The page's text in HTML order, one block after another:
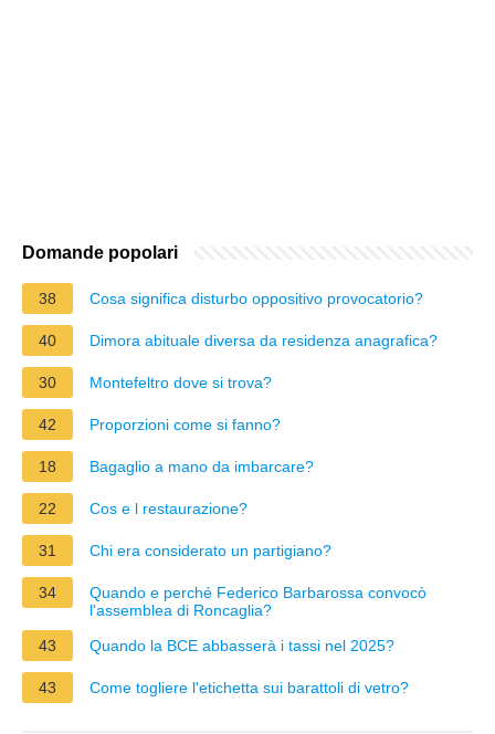
Domande popolari
38 Cosa significa disturbo oppositivo provocatorio?
40 Dimora abituale diversa da residenza anagrafica?
30 Montefeltro dove si trova?
42 Proporzioni come si fanno?
18 Bagaglio a mano da imbarcare?
22 Cos e l restaurazione?
31 Chi era considerato un partigiano?
34
Quando e perché Federico Barbarossa convocò
l'assemblea di Roncaglia?
43
Quando la BCE abbasserà i tassi nel 2025?
43 Come togliere l'etichetta sui barattoli di vetro?